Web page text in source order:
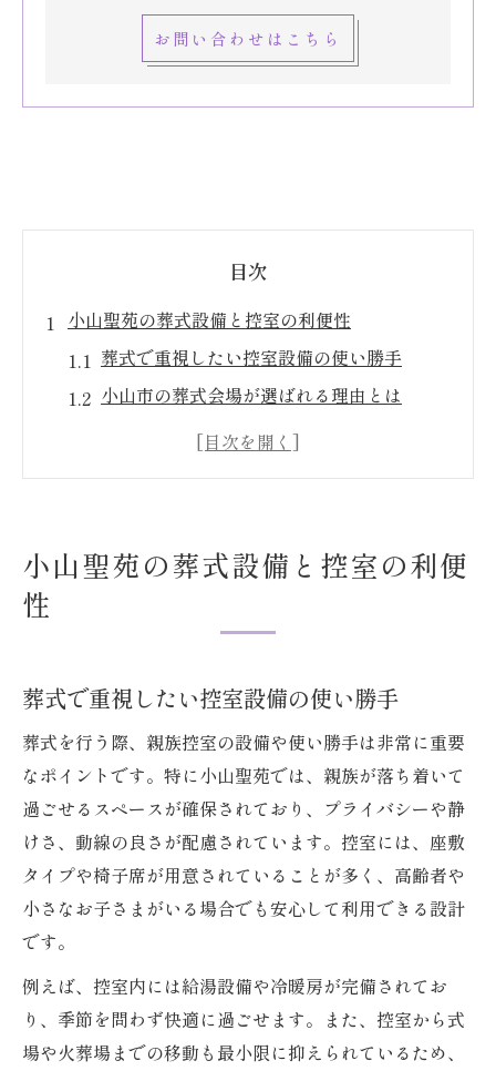
お問い合わせはこちら
目次
小山聖苑の葬式設備と控室の利便性
葬式で重視したい控室設備の使い勝手
小山市の葬式会場が選ばれる理由とは
待合室の動線が快適な葬式施設の工夫
親族控室が安心な小山聖苑の特徴とは
小山聖苑の親族控室が選ばれるポイント
葬式の準備が進めやすい控室の使いやすさ
親族控室でプライベートな時間を守る工夫
家族葬に最適な待合室使い方ガイド
少人数葬式に最適な待合室の使い方
家族葬を快適にする待合室レイアウト
葬式当日の待合室での過ごし方ポイント
由
家族葬利用者に優しい待合室の工夫
移動しやすさが際立つ葬式会場の動線
小山聖苑の葬式設備と控室の利便
性
葬式で重視したい控室設備の使い勝手
葬式を行う際、親族控室の設備や使い勝手は非常に重要
なポイントです。特に小山聖苑では、親族が落ち着いて
過ごせるスペースが確保されており、プライバシーや静
けさ、動線の良さが配慮されています。控室には、座敷
タイプや椅子席が用意されていることが多く、高齢者や
小さなお子さまがいる場合でも安心して利用できる設計
です。
例えば、控室内には給湯設備や冷暖房が完備されてお
り、季節を問わず快適に過ごせます。また、控室から式
場や火葬場までの移動も最小限に抑えられているため、